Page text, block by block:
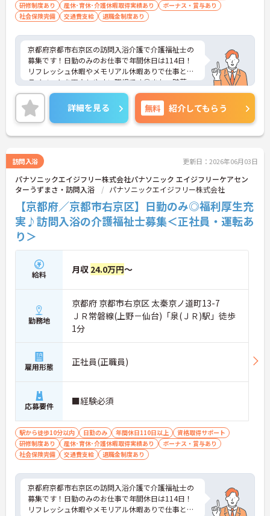
研修制度あり
産休･育休･介護休暇取得実績あり
ボーナス・賞与あり
社会保険完備
交通費支給 退職金制度あり
京都府京都市右京区の訪問入浴介護で介護福祉士の
募集です！日勤のみのお仕事で年間休日は114日！
リフレッシュ休暇やメモリアル休暇ありで仕事とプ
ライベートを両立しやすい職場です◎また、貯蓄・
資産形成や暮らしに関する福利厚生が充実！安心し
て長く働きやすい環境が整っています♪各種研修制
度や資格取得支援制度はもちろん、年1回のキャリ
アチャレンジ制度もあり、働きながらスキルアップ
を目指せる職場です！ご興味のある方は面接ポイン
詳細を見る 無料 紹介してもらう
訪問入浴 更新日：2026年06月03日
パナソニックエイジフリー株式会社パナソニック エイジフリーケアセン
ターうずまさ・訪問入浴
パナソニックエイジフリー株式会社
【京都府／京都市右京区】日勤のみ◎福利厚生充
実♪訪問入浴の介護福祉士募集＜正社員・運転あ
り＞
給料 月収 24.0万円～
勤務地
京都府 京都市右京区 太秦京ノ道町13-7
ＪＲ常磐線(上野－仙台)「泉(ＪＲ)駅」徒歩
1分
雇用形態 正社員(正職員)
応募要件 ■経験必須
駅から徒歩10分以内 日勤のみ 年間休日110日以上
資格取得サポート
研修制度あり
産休･育休･介護休暇取得実績あり
ボーナス・賞与あり
社会保険完備
交通費支給 退職金制度あり
京都府京都市右京区の訪問入浴介護で介護福祉士の
募集です！日勤のみのお仕事で年間休日は114日！
リフレッシュ休暇やメモリアル休暇ありで仕事とプ